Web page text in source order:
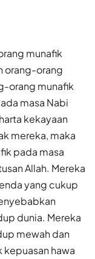
munafik
orang-orang
orang munafik
masa Nabi
kekayaan
mereka, maka
pada masa
Allah. Mereka
yang cukup
dunia. Mereka
mewah dan
hawa